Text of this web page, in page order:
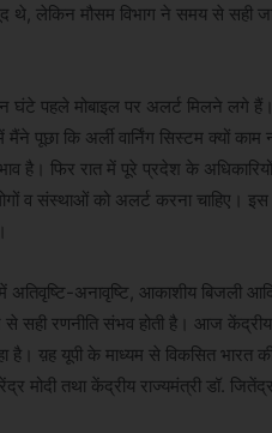
थे, लेकिन मौसम विभाग ने समय से सही
घंटे पहले मोबाइल पर अलर्ट मिलने लगे
पूछा कि अर्ली वार्निंग सिस्टम क्यों
है। फिर रात में पूरे प्रदेश के
व संस्थाओं को अलर्ट करना
अतिवृष्टि-अनावृष्टि, आकाशीय बिजली
सही रणनीति संभव होती है। आज
य़ह यूपी के माध्यम से विकसित भारत
मोदी तथा केंद्रीय राज्यमंत्री डॉ.